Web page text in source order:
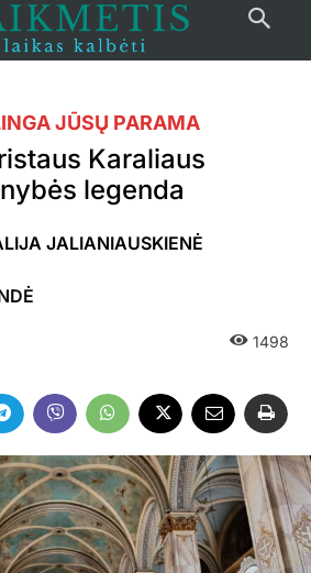
JŪSŲ PARAMA
Karaliaus
legenda
JALIANIAUSKIENĖ
1498